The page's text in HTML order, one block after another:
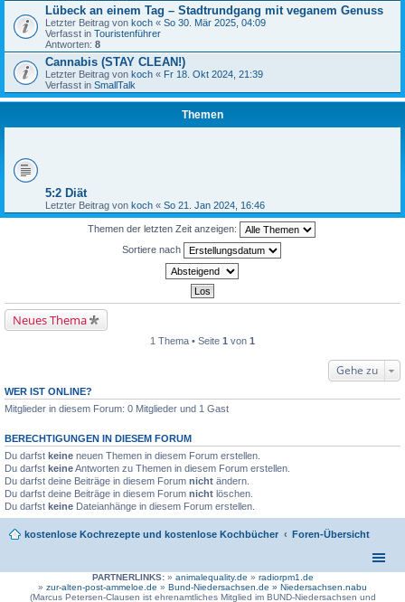
Lübeck an einem Tag – Stadtrundgang mit veganem Genuss
Letzter Beitrag von koch « So 30. Mär 2025, 04:09
Verfasst in Touristenführer
Antworten: 8
Cannabis (STAY CLEAN!)
Letzter Beitrag von koch « Fr 18. Okt 2024, 21:39
Verfasst in SmallTalk
Themen
5:2 Diät
Letzter Beitrag von koch « So 21. Jan 2024, 16:46
Themen der letzten Zeit anzeigen:
Sortiere nach
Neues Thema
1 Thema • Seite 1 von 1
Gehe zu
WER IST ONLINE?
Mitglieder in diesem Forum: 0 Mitglieder und 1 Gast
BERECHTIGUNGEN IN DIESEM FORUM
Du darfst keine neuen Themen in diesem Forum erstellen.
Du darfst keineAntworten zu Themen in diesem Forum erstellen.
Du darfst deine Beiträge in diesem Forum nicht ändern.
Du darfst deine Beiträge in diesem Forum nicht löschen.
Du darfst keine Dateianhänge in diesem Forum erstellen.
kostenlose Kochrezepte und kostenlose Kochbücher Foren-Übersicht
PARTNERLINKS:» animalequality.de » radiorpm1.de
» zur-alten-post-ammeloe.de » Bund-Niedersachsen.de » Niedersachsen.nabu
(Marcus Petersen-Clausen ist ehrenamtliches Mitglied im BUND-Niedersachsen und